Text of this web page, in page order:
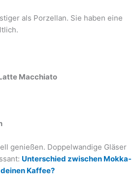
als Porzellan. Sie haben eine
Macchiato
genießen. Doppelwandige Gläser
Unterschied zwischen Mokka-
Kaffee?